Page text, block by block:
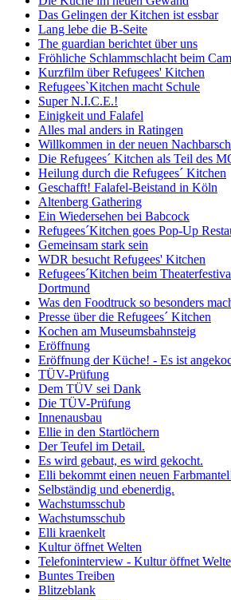
Das Gelingen der Kitchen ist essbar
Lang lebe die B-Seite
The guardian berichtet über uns
Fröhliche Schlammschlacht beim
Kurzfilm über Refugees' Kitchen
Refugees`Kitchen macht Schule
Super N.I.C.E.!
Einigkeit und Falafel
Alles mal anders in Ratingen
Willkommen in der neuen
Die Refugees´ Kitchen als Teil des
Heilung durch die Refugees´ Kitchen
Geschafft! Falafel-Beistand in Köln
Altenberg Gathering
Ein Wiedersehen bei Babcock
Refugees´Kitchen goes Pop-Up
Gemeinsam stark sein
WDR besucht Refugees' Kitchen
Refugees´Kitchen beim
Dortmund
Was den Foodtruck so besonders
Presse über die Refugees´ Kitchen
Kochen am Museumsbahnsteig
Eröffnung
Eröffnung der Küche! - Es ist
TÜV-Prüfung
Dem TÜV sei Dank
Die TÜV-Prüfung
Innenausbau
Ellie in den Startlöchern
Der Teufel im Detail.
Es wird gebaut, es wird gekocht.
Elli bekommt einen neuen
Selbständig und ebenerdig.
Wachstumsschub
Wachstumsschub
Elli kraenkelt
Kultur öffnet Welten
Telefoninterview - Kultur öffnet
Buntes Treiben
Blitzeblank